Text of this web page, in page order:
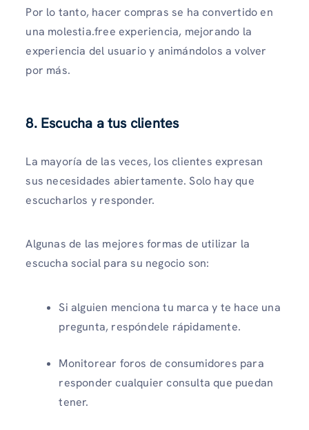
Por lo tanto, hacer compras se ha convertido en
una molestia.free experiencia, mejorando la
experiencia del usuario y animándolos a volver
por más.
8. Escucha a tus clientes
La mayoría de las veces, los clientes expresan
sus necesidades abiertamente. Solo hay que
escucharlos y responder.
Algunas de las mejores formas de utilizar la
escucha social para su negocio son:
Si alguien menciona tu marca y te hace una
pregunta, respóndele rápidamente.
Monitorear foros de consumidores para
responder cualquier consulta que puedan
tener.